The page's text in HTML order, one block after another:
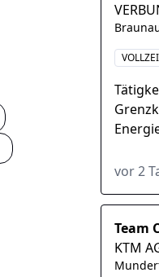
vor 2
Team
KTM